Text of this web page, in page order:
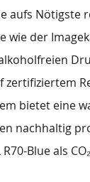
aufs Nötigste
wie der
zertifiziertem
bietet eine
nachhaltig
R70-Blue als